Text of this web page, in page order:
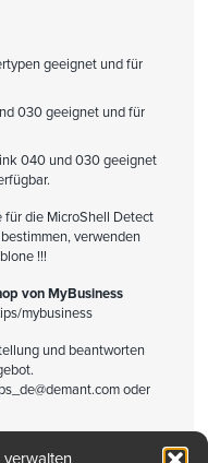
geeignet und für
030 geeignet und für
040 und 030 geeignet
für die MicroShell Detect
verwenden
!!!
von MyBusiness
mybusiness
und beantworten
oder